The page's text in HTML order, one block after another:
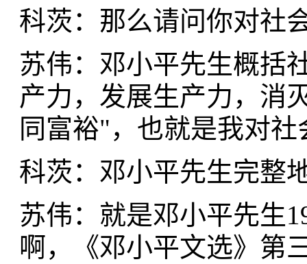
科茨：那么请问你对社
苏伟：邓小平先生概括
产力，发展生产力，消
同富裕"，也就是我对
科茨：邓小平先生完整
苏伟：就是邓小平先生
啊，《邓小平文选》第